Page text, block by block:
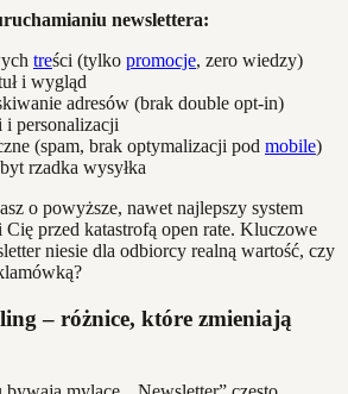
newslettera:
treści (tylko promocje, zero wiedzy)
i wygląd
adresów (brak double opt-in)
i personalizacji
(spam, brak optymalizacji pod mobile)
rzadka wysyłka
o powyższe, nawet najlepszy system
przed katastrofą open rate. Kluczowe
niesie dla odbiorcy realną wartość, czy
– różnice, które zmieniają